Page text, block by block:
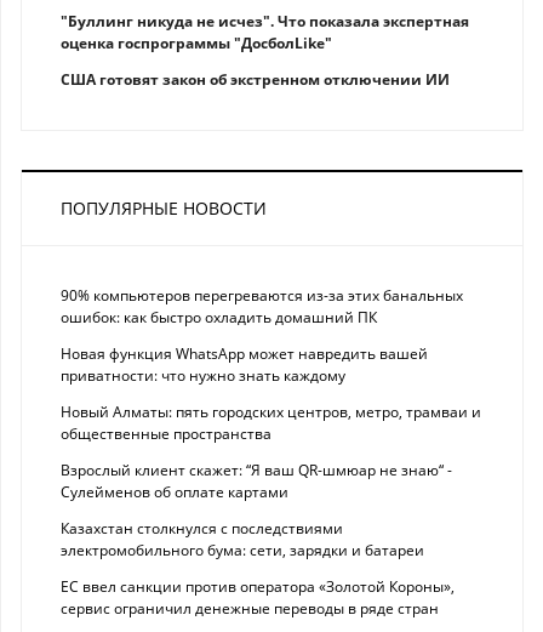
"Буллинг никуда не исчез". Что показала экспертная
оценка госпрограммы "ДосболLike"
США готовят закон об экстренном отключении ИИ
ПОПУЛЯРНЫЕ НОВОСТИ
90% компьютеров перегреваются из-за этих банальных
ошибок: как быстро охладить домашний ПК
Новая функция WhatsApp может навредить вашей
приватности: что нужно знать каждому
Новый Алматы: пять городских центров, метро, трамваи и
общественные пространства
Взрослый клиент скажет: “Я ваш QR-шмюар не знаю“ -
Сулейменов об оплате картами
Казахстан столкнулся с последствиями
электромобильного бума: сети, зарядки и батареи
ЕС ввел санкции против оператора «Золотой Короны»,
сервис ограничил денежные переводы в ряде стран